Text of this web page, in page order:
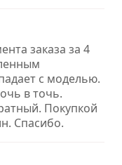
заказа за 4
с моделью.
в точь.
Покупкой
Спасибо.